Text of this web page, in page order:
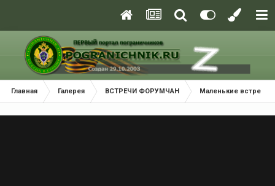
Главная Галерея ВСТРЕЧИ ФОРУМЧАН Маленькие встречи